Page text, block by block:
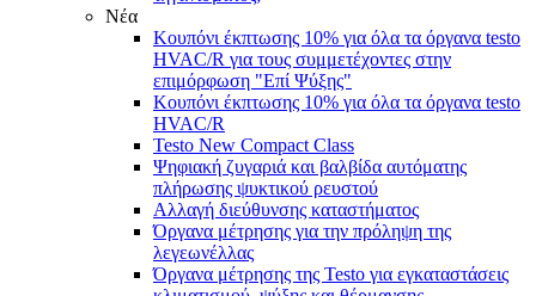
Νέα
Κουπόνι έκπτωσης 10% για όλα τα όργανα testo
HVAC/R για τους συμμετέχοντες στην
επιμόρφωση "Επί Ψύξης"
Κουπόνι έκπτωσης 10% για όλα τα όργανα testo
HVAC/R
Testo New Compact Class
Ψηφιακή ζυγαριά και βαλβίδα αυτόματης
πλήρωσης ψυκτικού ρευστού
Αλλαγή διεύθυνσης καταστήματος
Όργανα μέτρησης για την πρόληψη της
λεγεωνέλλας
Όργανα μέτρησης της Testo για εγκαταστάσεις